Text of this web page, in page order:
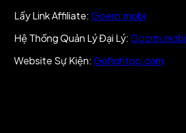
Lấy Link Affiliate: Goerp.mobi
Hệ Thống Quản Lý Đại Lý: Gocrm.mobi
Website Sự Kiện: Gofightgo.com